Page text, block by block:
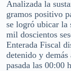
Analizada la
gramos positivo
se logró ubicar la
mil doscientos
Enterada Fiscal
detenido y
pasada las 00:00